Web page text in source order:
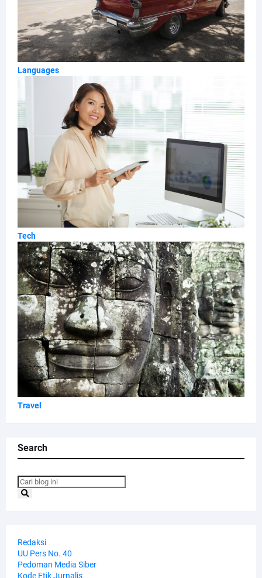
Languages
Tech
Travel
Search
Redaksi
UU Pers No. 40
Pedoman Media Siber
Kode Etik Jurnalis